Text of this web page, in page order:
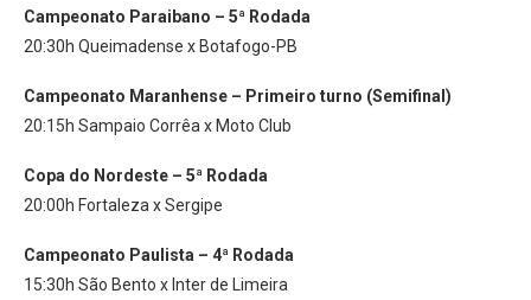
Campeonato Paraibano – 5ª Rodada
20:30h Queimadense x Botafogo-PB
Campeonato Maranhense – Primeiro turno (Semifinal)
20:15h Sampaio Corrêa x Moto Club
Copa do Nordeste – 5ª Rodada
20:00h Fortaleza x Sergipe
Campeonato Paulista – 4ª Rodada
15:30h São Bento x Inter de Limeira